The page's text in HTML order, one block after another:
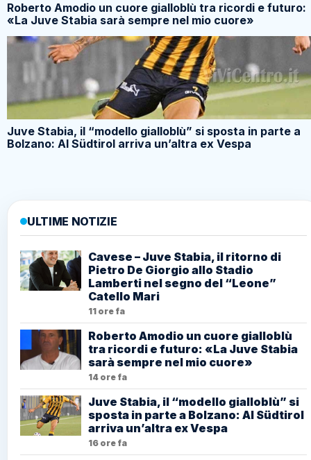
Roberto Amodio un cuore gialloblù tra ricordi e futuro:
«La Juve Stabia sarà sempre nel mio cuore»
Juve Stabia, il “modello gialloblù” si sposta in parte a
Bolzano: Al Südtirol arriva un’altra ex Vespa
ULTIME NOTIZIE
Cavese – Juve Stabia, il ritorno di
Pietro De Giorgio allo Stadio
Lamberti nel segno del “Leone”
Catello Mari
11 ore fa
Roberto Amodio un cuore gialloblù
tra ricordi e futuro: «La Juve Stabia
sarà sempre nel mio cuore»
14 ore fa
Juve Stabia, il “modello gialloblù” si
sposta in parte a Bolzano: Al Südtirol
arriva un’altra ex Vespa
16 ore fa